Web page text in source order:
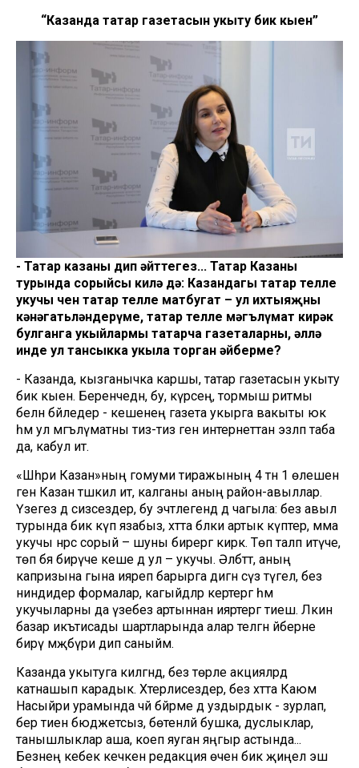
“Казанда татар газетасын укыту бик кыен”
- Татар казаны дип әйттегез... Татар Казаны
турында сорыйсы килә дә: Казандагы татар телле
укучы өчен татар телле матбугат – ул ихтыяҗны
кәнәгатьләндерүме, татар телле мәгълүмат кирәк
булганга укыйлармы татарча газеталарны, әллә
инде ул тансыкка укыла торган әйберме?
- Казанда, кызганычка каршы, татар газетасын укыту
бик кыен. Беренчедән, бу, күрәсең, тормыш ритмы
белән бәйледер - кешенең газета укырга вакыты юк
һәм ул мәгълүматны тиз-тиз генә интернеттан эзләп таба
да, кабул итә.
«Шәһри Казан»ның гомуми тиражының 4 тән 1 өлешен
генә Казан тәшкил итә, калганы аның район-авыллар.
Үзегез дә сизәсездер, бу эчтәлегендә дә чагыла: без авыл
турында бик күп язабыз, хәтта бәлки артык күптер, әмма
укучы нәрсә сорый – шуны бирергә кирәк. Төп таләп итүче,
төп бәя бирүче кеше дә ул – укучы. Әлбәттә, аның
капризына гына ияреп барырга дигән сүз түгел, без
ниндидер формалар, кагыйдәләр кертергә һәм
укучыларны да үзебез артыннан ияртергә тиеш. Ләкин
базар икътисады шартларында алар теләгән әйберне
бирү мәҗбүри дип саныйм.
Казанда укытуга килгәндә, без төрле акцияләрдә
катнашып карадык. Хәтерлисездер, без хәтта Каюм
Насыйри урамында чәй бәйрәме дә уздырдык - зурлап,
бер тиен бюджетсыз, бөтенләй бушка, дуслыклар,
танышлыклар аша, коеп яуган яңгыр астында...
Безнең кебек кечкенә редакция өчен бик җиңел эш